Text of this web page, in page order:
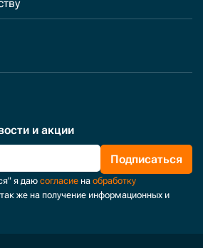
и акции
Подписаться
я даю согласие на обработку
же на получение информационных и